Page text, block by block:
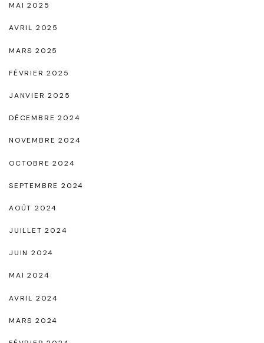
"
MAI 2025
AVRIL 2025
MARS 2025
FÉVRIER 2025
JANVIER 2025
DÉCEMBRE 2024
NOVEMBRE 2024
OCTOBRE 2024
SEPTEMBRE 2024
AOÛT 2024
JUILLET 2024
JUIN 2024
MAI 2024
AVRIL 2024
MARS 2024